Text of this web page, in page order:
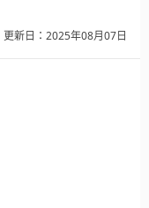
更新日：2025年08月07日